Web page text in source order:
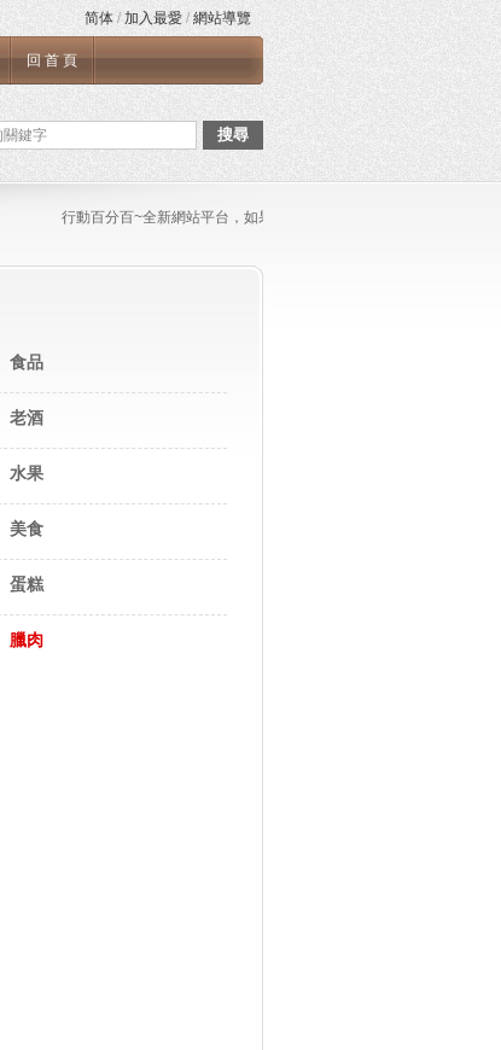
简体 / 加入最愛 /網站導覽
回首頁
搜尋
行動百分百~全新網站平台，如果您需要張貼任何文章與連結，或是任何
食品
老酒
水果
美食
蛋糕
臘肉